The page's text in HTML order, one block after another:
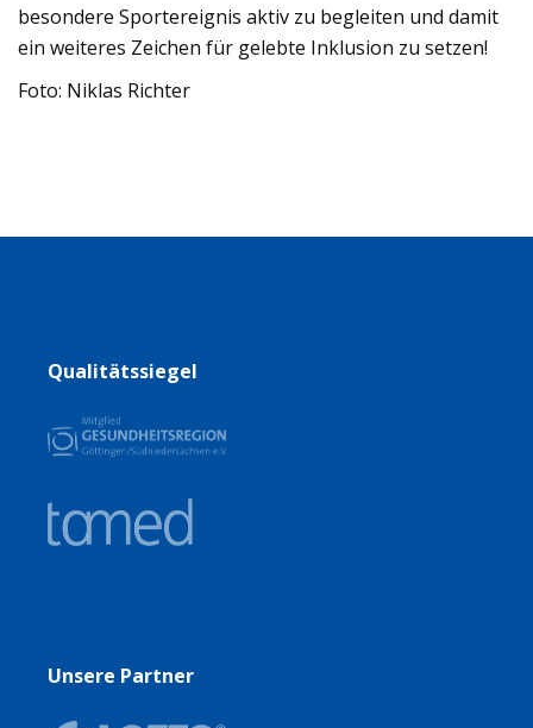
besondere Sportereignis aktiv zu begleiten und damit
ein weiteres Zeichen für gelebte Inklusion zu setzen!
Foto: Niklas Richter
Qualitätssiegel
Unsere Partner